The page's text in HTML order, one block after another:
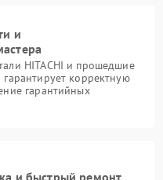
и
HITACHI и прошедшие
корректную
гарантийных
и быстрый ремонт